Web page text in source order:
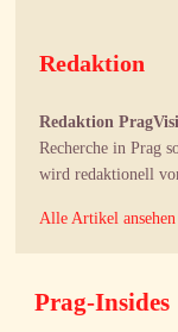
Redaktion
Redaktion
Recherche in Prag
wird redaktionell
Alle Artikel ansehen
Prag-Insides